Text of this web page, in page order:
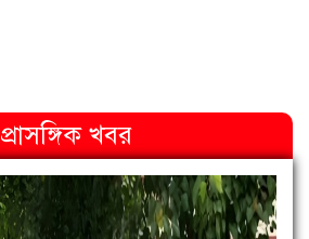
প্রাসঙ্গিক খবর